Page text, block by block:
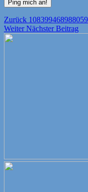
Zurück Vorheriger
Beitrag:
Weiter Nächster
Nächster Beitrag